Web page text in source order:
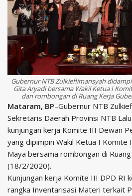
Gubernur NTB Zulkieflimansyah
Gita Aryadi bersama Wakil Ketua I
dan rombongan di Ruang Kerja
Mataram, BP–Gubernur NTB
Sekretaris Daerah Provinsi NTB
kunjungan kerja Komite III Dewan
yang dipimpin Wakil Ketua I Komite
Maya bersama rombongan di
(18/2/2020).
Kunjungan kerja Komite III DPD RI
rangka Inventarisasi Materi terkait